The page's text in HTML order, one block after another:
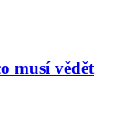
musí vědět